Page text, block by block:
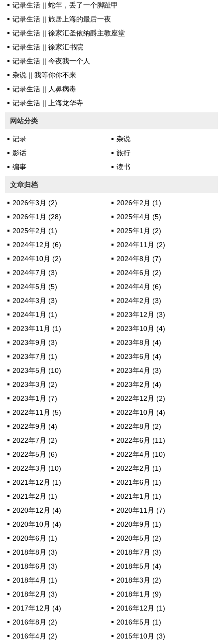
换土添肥之后，蓄积了一个冬天
张奔放的璀璨之姿。不过去年冬
记录生活 || 蛇年，丢了一个脚趾甲
记录生活 || 旅居上海的最后一夜
记录生活 || 徐家汇圣依纳爵主教座堂
记录生活 || 徐家汇书院
记录生活 || 今夜我一个人
杂说 || 我等你你不来
记录生活 || 人鼻病毒
记录生活 || 上海龙华寺
网站分类
记录
杂说
影话
旅行
编事
读书
文章归档
2026年3月 (2)
2026年2月 (1)
2026年1月 (28)
2025年4月 (5)
2025年2月 (1)
2025年1月 (2)
2024年12月 (6)
2024年11月 (2)
2024年10月 (2)
2024年8月 (7)
2024年7月 (3)
2024年6月 (2)
2024年5月 (5)
2024年4月 (6)
2024年3月 (3)
2024年2月 (3)
2024年1月 (1)
2023年12月 (3)
2023年11月 (1)
2023年10月 (4)
2023年9月 (3)
2023年8月 (4)
2023年7月 (1)
2023年6月 (4)
2023年5月 (10)
2023年4月 (3)
2023年3月 (2)
2023年2月 (4)
2023年1月 (7)
2022年12月 (2)
2022年11月 (5)
2022年10月 (4)
2022年9月 (4)
2022年8月 (2)
2022年7月 (2)
2022年6月 (11)
2022年5月 (6)
2022年4月 (10)
2022年3月 (10)
2022年2月 (1)
2021年12月 (1)
2021年6月 (1)
2021年2月 (1)
2021年1月 (1)
2020年12月 (4)
2020年11月 (7)
2020年10月 (4)
2020年9月 (1)
2020年6月 (1)
2020年5月 (2)
2018年8月 (3)
2018年7月 (3)
2018年6月 (3)
2018年5月 (4)
2018年4月 (1)
2018年3月 (2)
2018年2月 (3)
2018年1月 (9)
2017年12月 (4)
2016年12月 (1)
2016年8月 (2)
2016年5月 (1)
2016年4月 (2)
2015年10月 (3)